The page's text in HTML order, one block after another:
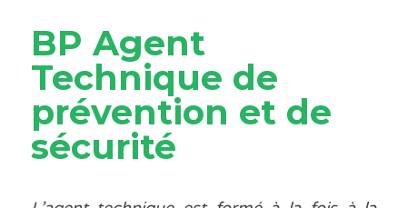
BP Agent
Technique de
prévention et de
sécurité